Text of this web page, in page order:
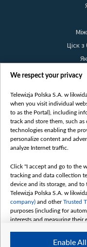
Ціск
Правілы
We respect your privacy
Telewizja Polska S.A. w
when you visit individual
to as the Portal), including
track and store them, such
technologies enabling the
personalize content and
analyze Internet traffic.
Click "I accept and go to the
tracking and data collection
device and its storage, and
Telewizja Polska S.A. w
company) and otherTrusted
purposes (including for
interests and measuring their
Enable